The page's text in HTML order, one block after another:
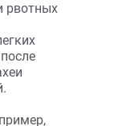
рвотных